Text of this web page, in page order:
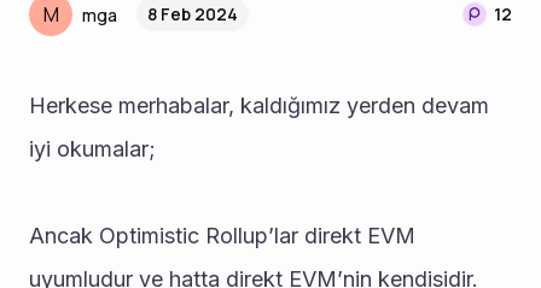
M mga 8 Feb 2024 12
Herkese merhabalar, kaldığımız yerden devam
iyi okumalar;
Ancak Optimistic Rollup’lar direkt EVM
uyumludur ve hatta direkt EVM’nin kendisidir.